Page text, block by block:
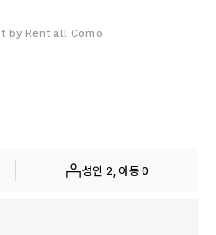
by Rent all Como
성인 2, 아동 0